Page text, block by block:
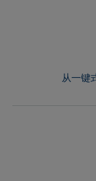
从一键